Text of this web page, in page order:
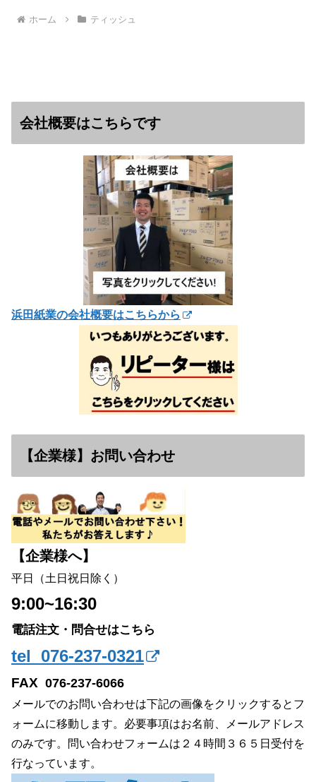
ホーム ティッシュ
会社概要はこちらです
浜田紙業の会社概要はこちらから
【企業様】お問い合わせ
【企業様へ】
平日（土日祝日除く）
9:00~16:30
電話注文・問合せはこちら
tel 076-237-0321
FAX 076-237-6066
メールでのお問い合わせは下記の画像をクリックするとフ
ォームに移動します。必要事項はお名前、メールアドレス
のみです。問い合わせフォームは２４時間３６５日受付を
行なっています。